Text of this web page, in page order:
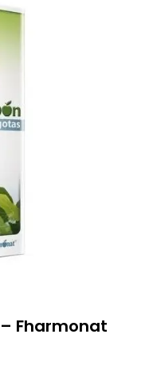
Fharmonat